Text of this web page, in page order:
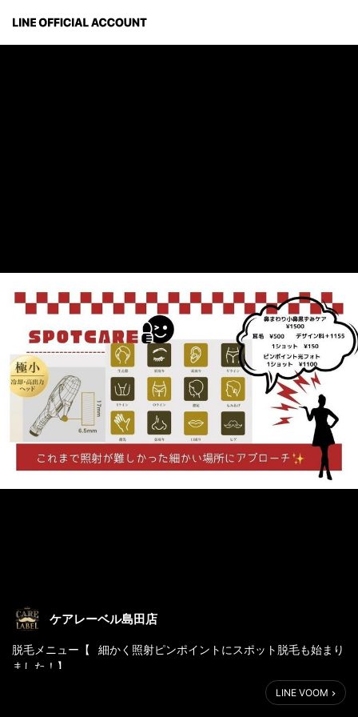
ケアレーベル島田店
脱毛メニュー【⠀細かく照射ピンポイントにスポット脱毛も始まり
ました！】
#ケアレーベル #藤枝 #島田 #藤枝美容院 #理容室 #カット #エス
テ #葉巻 #キセル #藤枝床屋 #藤枝メンズカット #脱毛 #ドライヘ
LINE VOOM